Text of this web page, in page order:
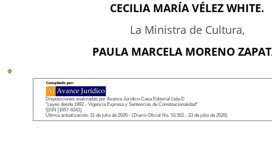
CECILIA MARÍA VÉLEZ WHITE.
La Ministra de Cultura,
PAULA MARCELA MORENO
Disposiciones analizadas por Avance Jurídico Casa Editorial Ltda.©
"Leyes desde 1992 - Vigencia Expresa y Sentencias de Constitucionalidad"
ISSN [1657-6241]
Última actualización: 31 de julio de 2026 - (Diario Oficial No. 53.562 - 23 de julio de 2026)